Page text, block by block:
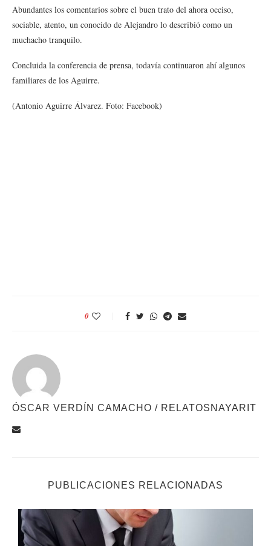
Abundantes los comentarios sobre el buen trato del ahora occiso,
sociable, atento, un conocido de Alejandro lo describió como un
muchacho tranquilo.
Concluida la conferencia de prensa, todavía continuaron ahí algunos
familiares de los Aguirre.
(Antonio Aguirre Álvarez. Foto: Facebook)
0
ÓSCAR VERDÍN CAMACHO / RELATOSNAYARIT
PUBLICACIONES RELACIONADAS